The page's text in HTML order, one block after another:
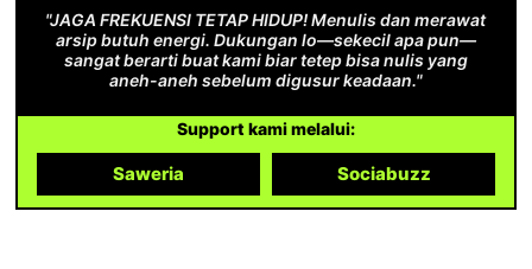
"JAGA FREKUENSI TETAP HIDUP! Menulis dan merawat
arsip butuh energi. Dukungan lo—sekecil apa pun—
sangat berarti buat kami biar tetep bisa nulis yang
aneh-aneh sebelum digusur keadaan."
Support kami melalui:
Saweria Sociabuzz